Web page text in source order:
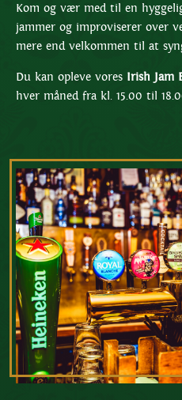
Kom og vær med til en
jammer og improviserer over
mere end velkommen til at
Du kan opleve vores Irish Jam
hver måned fra kl. 15.00 til